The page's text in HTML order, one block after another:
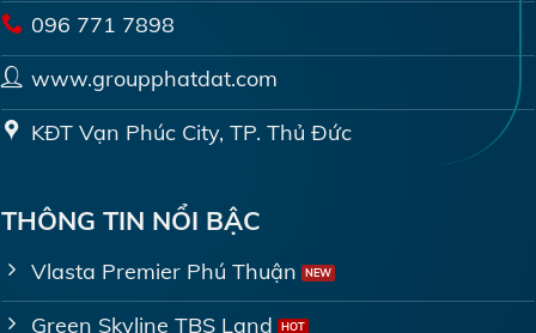
096 771 7898
www.groupphatdat.com
KĐT Vạn Phúc City, TP. Thủ Đức
THÔNG TIN NỔI BẬC
Vlasta Premier Phú Thuận
Green Skyline TBS Land